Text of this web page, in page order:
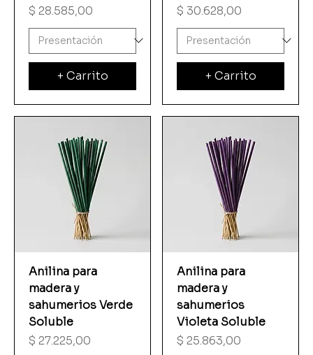
Precio
$ 28.585,00
+ Carrito
Precio
$ 30.628,00
+ Carrito
Anilina para
madera y
sahumerios Verde
Soluble
Precio
$ 27.225,00
Anilina para
madera y
sahumerios
Violeta Soluble
Precio
$ 25.863,00